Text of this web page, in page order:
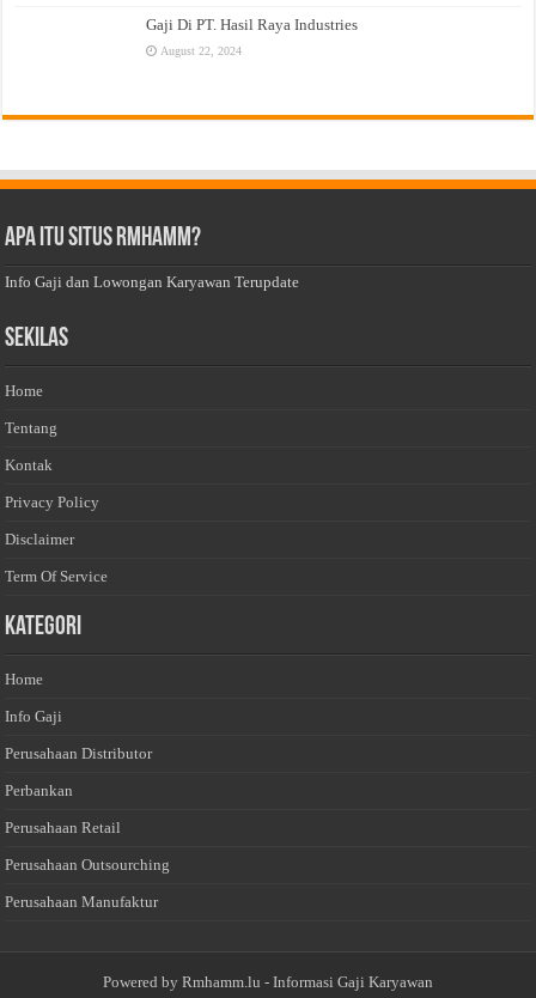
Gaji Di PT. Hasil Raya Industries
August 22, 2024
Apa Itu Situs Rmhamm?
Info Gaji dan Lowongan Karyawan Terupdate
Sekilas
Home
Tentang
Kontak
Privacy Policy
Disclaimer
Term Of Service
Kategori
Home
Info Gaji
Perusahaan Distributor
Perbankan
Perusahaan Retail
Perusahaan Outsourching
Perusahaan Manufaktur
Powered by Rmhamm.lu - Informasi Gaji Karyawan